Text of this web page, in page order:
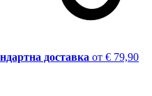
доставка от € 79,90